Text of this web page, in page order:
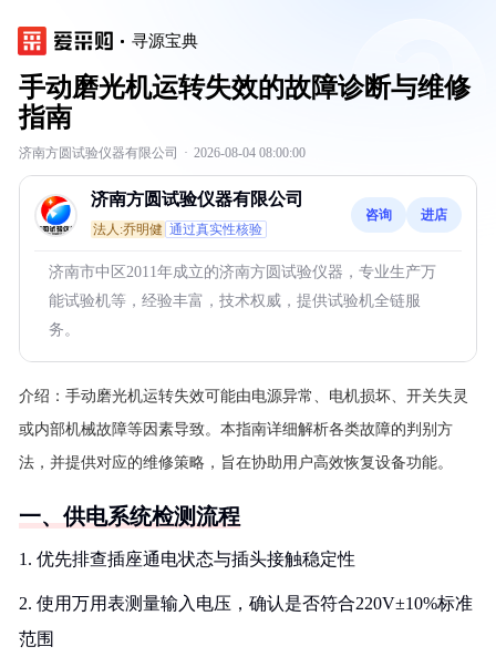
寻源宝典
手动磨光机运转失效的故障诊断与维修
指南
济南方圆试验仪器有限公司 · 2026-08-04 08:00:00
济南方圆试验仪器有限公司
法人:乔明健 通过真实性核验
咨询 进店
济南市中区2011年成立的济南方圆试验仪器，专业生产万
能试验机等，经验丰富，技术权威，提供试验机全链服
务。
介绍： 手动磨光机运转失效可能由电源异常、电机损坏、开关失灵
或内部机械故障等因素导致。本指南详细解析各类故障的判别方
法，并提供对应的维修策略，旨在协助用户高效恢复设备功能。
一、供电系统检测流程
1. 优先排查插座通电状态与插头接触稳定性
2. 使用万用表测量输入电压，确认是否符合220V±10%标准
范围